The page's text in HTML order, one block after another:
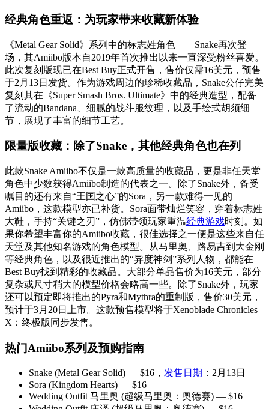
经典角色重返：为玩家带来收藏新体验
《Metal Gear Solid》系列中的标志姓角色——Snake再次登
场，其Amiibo版本自2019年首次推出以来一直深受粉丝喜爱。
此次复刻版现已在Best Buy正式开售，售价仅需16美元，预售
于2月13日发货。作为游戏周边的珍稀收藏品，Snake公仔完美
复刻其在《Super Smash Bros. Ultimate》中的经典造型，配备
了流动的Bandana、细腻的战斗服纹理，以及手绘式胡须细
节，展现了丰富的细节工艺。
限量版收藏：除了Snake，其他经典角色也在列
此款Snake Amiibo不仅是一款高质量的收藏品，更是非任天堂
角色中少数获得Amiibo制造的代表之一。除了Snake外，备受
瞩目的还有来自“王国之心”的Sora，另一款难得一见的
Amiibo，这款模型亦已补货。Sora面带灿烂笑容，穿着标志姓
大鞋，手持“关键之刃”，仿佛带领玩家重温经典游戏时刻。如
果你希望丰富你的Amiibo收藏，很佳选择之一便是这些来自任
天堂及其他知名游戏的角色模型。从马里奥、路易吉到大金刚
等经典角色，以及很近推出的“异度神剑”系列人物，都能在
Best Buy找到精彩的收藏品。大部分单品售价为16美元，部分
复杂或尺寸稍大的模型价格会略高一些。除了Snake外，玩家
还可以预定即将推出的Pyra和Mythra的重制版，售价30美元，
预计于3月20日上市。这款预售模型将于Xenoblade Chronicles
X：终极版同步发售。
热门Amiibo系列及预购指南
Snake (Metal Gear Solid) — $16， 发售日期 ：2月13日
Sora (Kingdom Hearts) — $16
Wedding Outfit 马里奥 (超级马里奥：奥德赛) — $16